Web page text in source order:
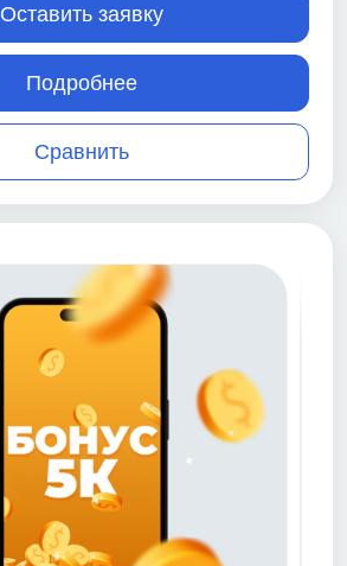
Сравнить
Оставить заявку
Подробнее